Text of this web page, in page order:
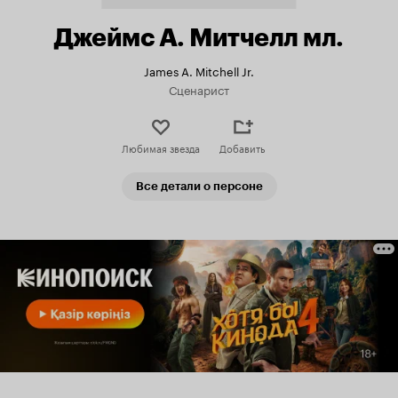
Джеймс А. Митчелл мл.
James A. Mitchell Jr.
Сценарист
Любимая звезда Добавить
Все детали о персоне